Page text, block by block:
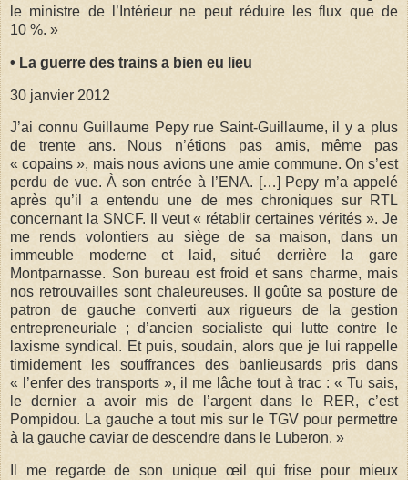
le ministre de l’Intérieur ne peut réduire les flux que de
10 %. »
• La guerre des trains a bien eu lieu
30 janvier 2012
J’ai connu Guillaume Pepy rue Saint-Guillaume, il y a plus
de trente ans. Nous n’étions pas amis, même pas
« copains », mais nous avions une amie commune. On s’est
perdu de vue. À son entrée à l’ENA. […] Pepy m’a appelé
après qu’il a entendu une de mes chroniques sur RTL
concernant la SNCF. Il veut « rétablir certaines vérités ». Je
me rends volontiers au siège de sa maison, dans un
immeuble moderne et laid, situé derrière la gare
Montparnasse. Son bureau est froid et sans charme, mais
nos retrouvailles sont chaleureuses. Il goûte sa posture de
patron de gauche converti aux rigueurs de la gestion
entrepreneuriale ; d’ancien socialiste qui lutte contre le
laxisme syndical. Et puis, soudain, alors que je lui rappelle
timidement les souffrances des banlieusards pris dans
« l’enfer des transports », il me lâche tout à trac : « Tu sais,
le dernier a avoir mis de l’argent dans le RER, c’est
Pompidou. La gauche a tout mis sur le TGV pour permettre
à la gauche caviar de descendre dans le Luberon. »
Il me regarde de son unique œil qui frise pour mieux